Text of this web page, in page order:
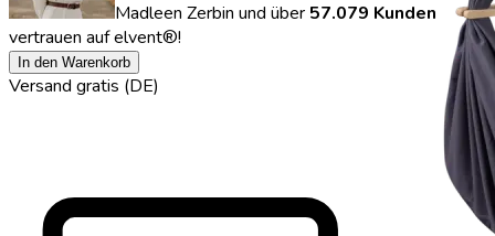
Madleen Zerbin und über 57.079 Kunden
vertrauen auf elvent®!
In den Warenkorb
Versand gratis (DE)